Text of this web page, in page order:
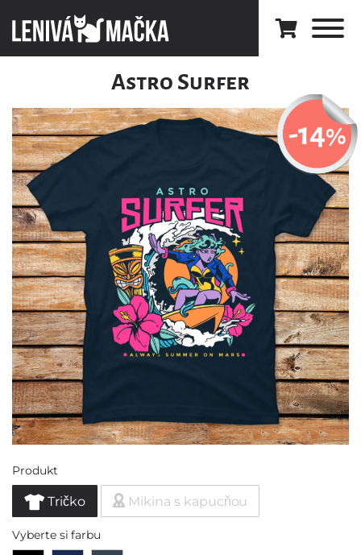
Astro Surfer
-14%
Produkt
Tričko Mikina s kapucňou
Vyberte si farbu